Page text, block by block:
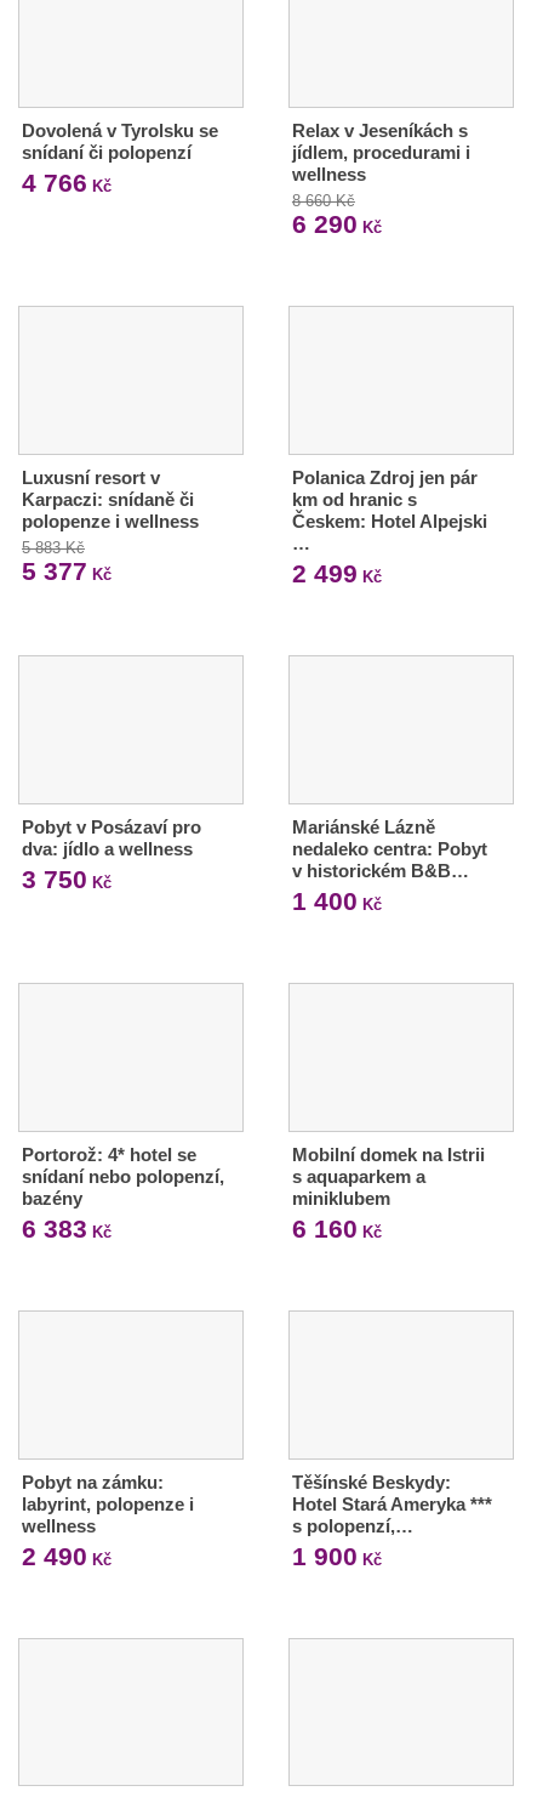
Dovolená v Tyrolsku se
snídaní či polopenzí
4 766 Kč
Relax v Jeseníkách s
jídlem, procedurami i
wellness
8 660 Kč
6 290 Kč
Luxusní resort v
Karpaczi: snídaně či
polopenze i wellness
5 883 Kč
5 377 Kč
Polanica Zdroj jen pár
km od hranic s
Českem: Hotel Alpejski
…
2 499 Kč
Pobyt v Posázaví pro
dva: jídlo a wellness
3 750 Kč
Mariánské Lázně
nedaleko centra: Pobyt
v historickém B&B…
1 400 Kč
Portorož: 4* hotel se
snídaní nebo polopenzí,
bazény
6 383 Kč
Mobilní domek na Istrii
s aquaparkem a
miniklubem
6 160 Kč
Pobyt na zámku:
labyrint, polopenze i
wellness
2 490 Kč
Těšínské Beskydy:
Hotel Stará Ameryka ***
s polopenzí,…
1 900 Kč